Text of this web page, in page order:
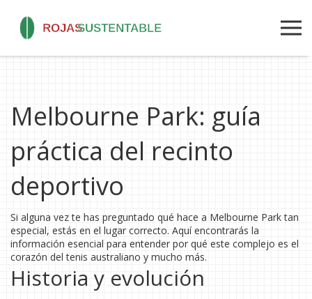
Melbourne Park: guía
práctica del recinto
deportivo
Si alguna vez te has preguntado qué hace a Melbourne Park tan
especial, estás en el lugar correcto. Aquí encontrarás la
información esencial para entender por qué este complejo es el
corazón del tenis australiano y mucho más.
Historia y evolución